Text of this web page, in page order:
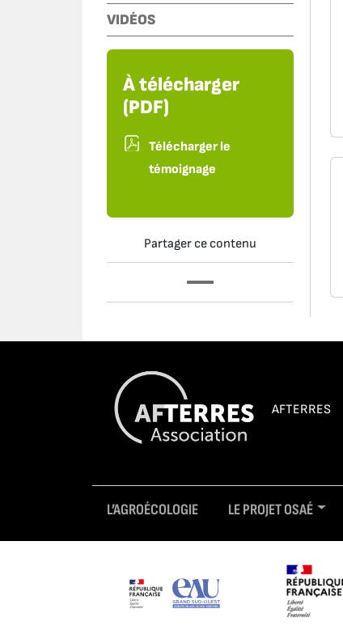
VIDÉOS
À télécharger
(PDF)
Télécharger le
témoignage
Partager ce contenu
AFTERRES
L’AGROÉCOLOGIE LE PROJET OSAÉ